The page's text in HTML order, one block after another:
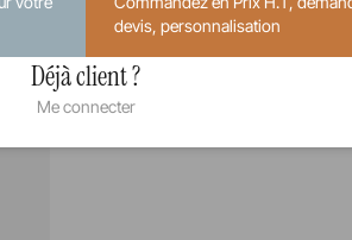
devis, personnalisation
Déjà client ?
Me connecter